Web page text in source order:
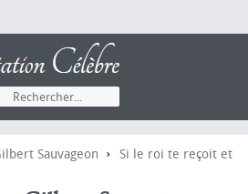
Sauvageon › Si le roi te reçoit et